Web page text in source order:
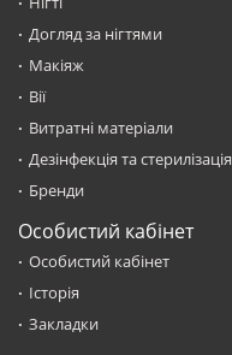
Догляд за нігтями
Макіяж
Вії
Витратні матеріали
Дезінфекція та стерилізація
Бренди
Особистий кабінет
Особистий кабінет
Історія
Закладки